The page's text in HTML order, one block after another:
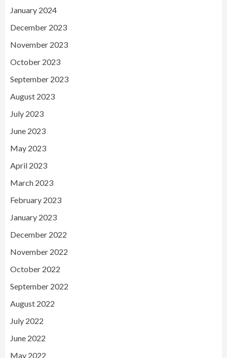
January 2024
December 2023
November 2023
October 2023
September 2023
August 2023
July 2023
June 2023
May 2023
April 2023
March 2023
February 2023
January 2023
December 2022
November 2022
October 2022
September 2022
August 2022
July 2022
June 2022
May 2022